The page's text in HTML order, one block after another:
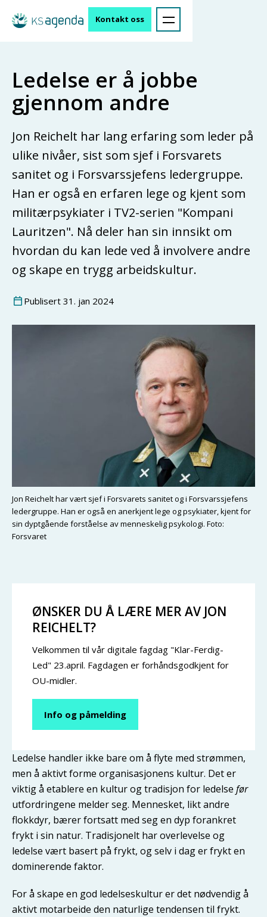
Kontakt oss
Ledelse er å jobbe
gjennom andre
Jon Reichelt har lang erfaring som leder på
ulike nivåer, sist som sjef i Forsvarets
sanitet og i Forsvarssjefens ledergruppe.
Han er også en erfaren lege og kjent som
militærpsykiater i TV2-serien "Kompani
Lauritzen". Nå deler han sin innsikt om
hvordan du kan lede ved å involvere andre
og skape en trygg arbeidskultur.
Publisert 31 . jan 2024
Jon Reichelt har vært sjef i Forsvarets sanitet og i Forsvarssjefens
ledergruppe. Han er også en anerkjent lege og psykiater, kjent for
sin dyptgående forståelse av menneskelig psykologi. Foto:
Forsvaret
Ledelse handler ikke bare om å flyte med strømmen,
men å aktivt forme organisasjonens kultur. Det er
viktig å etablere en kultur og tradisjon for ledelse før
utfordringene melder seg. Mennesket, likt andre
flokkdyr, bærer fortsatt med seg en dyp forankret
frykt i sin natur. Tradisjonelt har overlevelse og
ledelse vært basert på frykt, og selv i dag er frykt en
dominerende faktor.
For å skape en god ledelseskultur er det nødvendig å
aktivt motarbeide den naturlige tendensen til frykt.
ØNSKER DU Å LÆRE MER AV JON
REICHELT?
Velkommen til vår digitale fagdag "Klar-Ferdig-
Led" 23.april. Fagdagen er forhåndsgodkjent for
OU-midler.
Info og påmelding